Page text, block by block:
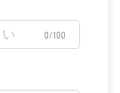
0/100